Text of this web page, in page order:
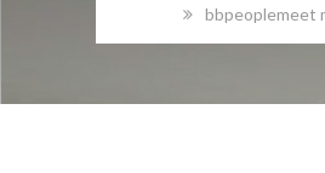
bbpeoplemeet